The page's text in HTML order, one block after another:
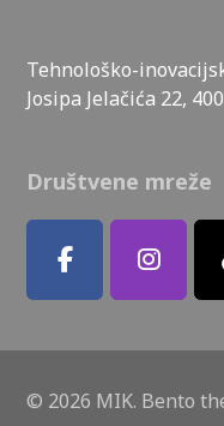
Tehnološko-
Josipa Jelačića 22,
Društvene mreže
© 2026 MIK. Bento